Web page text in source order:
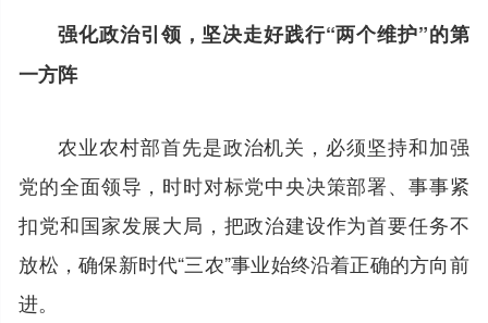
强化政治引领，坚决走好践行“两个维护”的第
一方阵
农业农村部首先是政治机关，必须坚持和加强
党的全面领导，时时对标党中央决策部署、事事紧
扣党和国家发展大局，把政治建设作为首要任务不
放松，确保新时代“三农”事业始终沿着正确的方向前
进。